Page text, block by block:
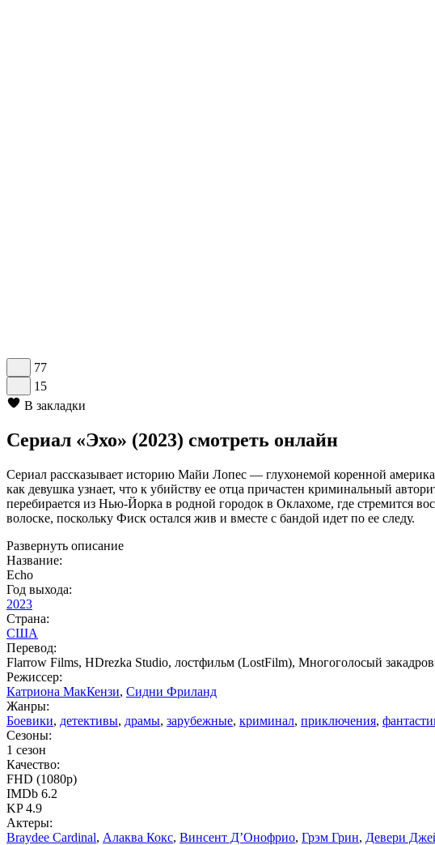
77
15
В закладки
Сериал «Эхо» (2023) смотреть онлайн
Сериал рассказывает историю Майи Лопес — глухонемой коренной
как девушка узнает, что к убийству ее отца причастен криминальный
перебирается из Нью-Йорка в родной городок в Оклахоме, где стремится
волоске, поскольку Фиск остался жив и вместе с бандой идет по ее следу.
Развернуть описание
Название:
Echo
Год выхода:
2023
Страна:
США
Перевод:
Flarrow Films, HDrezka Studio, лостфильм (LostFilm), Многоголосый
Режиссер:
Катриона МакКензи, Сидни Фриланд
Жанры:
Боевики, детективы, драмы, зарубежные, криминал, приключения,
Сезоны:
1 сезон
Качество:
FHD (1080p)
IMDb 6.2
KP 4.9
Актеры:
Braydee Cardinal, Алаква Кокс, Винсент Д’Онофрио, Грэм Грин, Девери